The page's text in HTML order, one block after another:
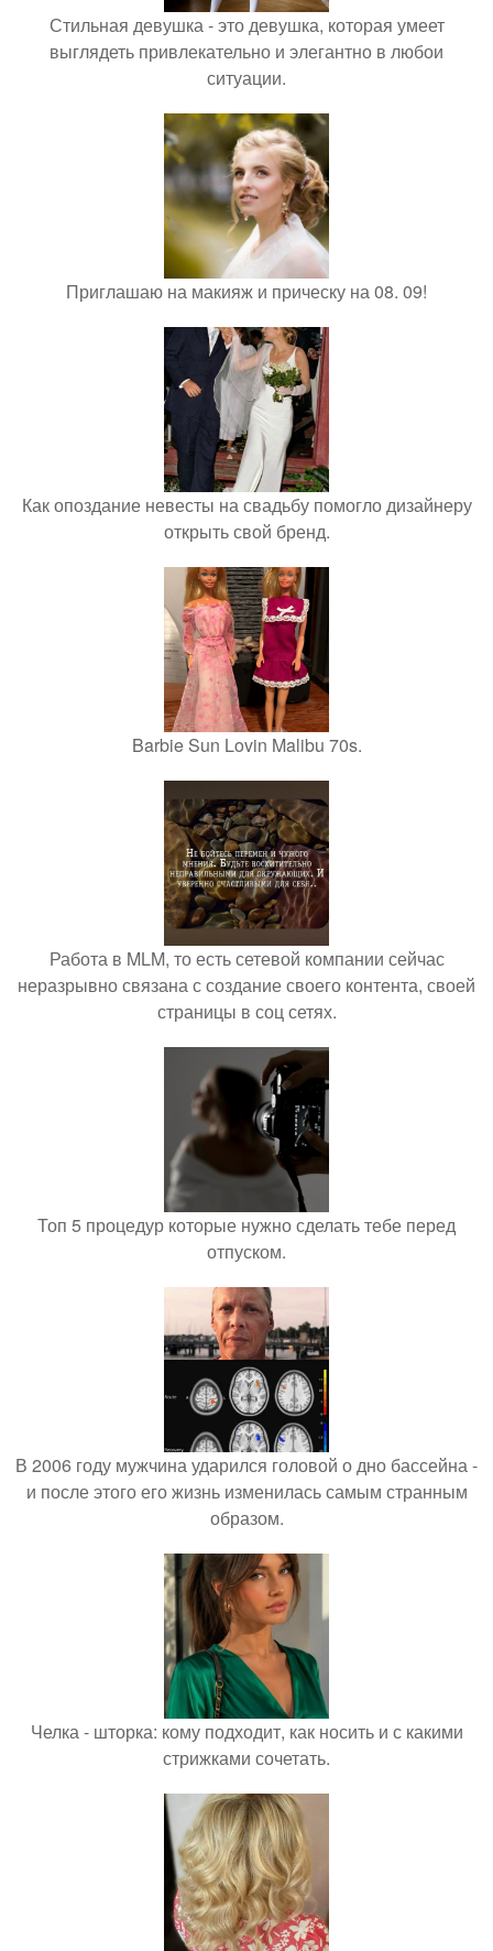
Стильная девушка - это девушка, которая умеет
выглядеть привлекательно и элегантно в любои
ситуации.
Приглашаю на макияж и прическу на 08. 09!
Как опоздание невесты на свадьбу помогло дизайнеру
открыть свой бренд.
Barbie Sun Lovin Malibu 70s.
Работа в MLM, то есть сетевой компании сейчас
неразрывно связана с создание своего контента, своей
страницы в соц сетях.
Топ 5 процедур которые нужно сделать тебе перед
отпуском.
В 2006 году мужчина ударился головой о дно бассейна -
и после этого его жизнь изменилась самым странным
образом.
Челка - шторка: кому подходит, как носить и с какими
стрижками сочетать.